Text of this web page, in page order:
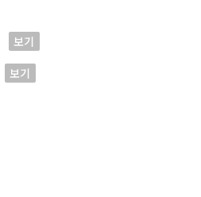
보기
보기